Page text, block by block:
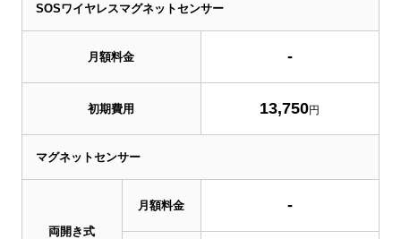
SOSワイヤレスマグネットセンサー
月額料金 -
初期費用 13,750円
マグネットセンサー
両開き式
月額料金 -